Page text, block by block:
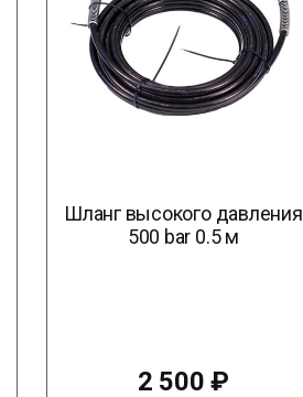
Шланг высокого давления
500 bar 0.5 м
2 500₽